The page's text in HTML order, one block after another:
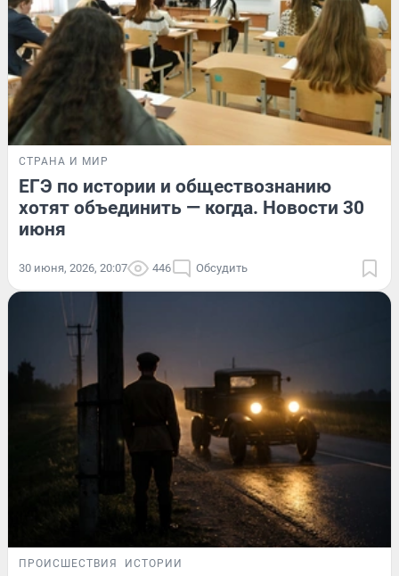
СТРАНА И МИР
ЕГЭ по истории и обществознанию
хотят объединить — когда. Новости 30
июня
30 июня, 2026, 20:07 446 Обсудить
ПРОИСШЕСТВИЯ ИСТОРИИ